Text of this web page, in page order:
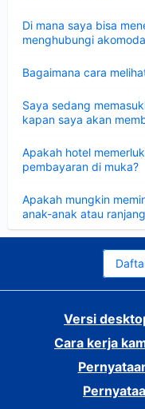
Di mana saya bisa
menghubungi
Bagaimana cara
Saya sedang
kapan saya akan
Apakah hotel
pembayaran di muka?
Apakah mungkin
anak-anak atau
Versi
Cara kerja